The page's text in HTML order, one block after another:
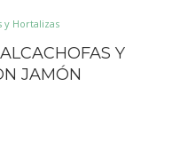
y Hortalizas
Y
JAMÓN